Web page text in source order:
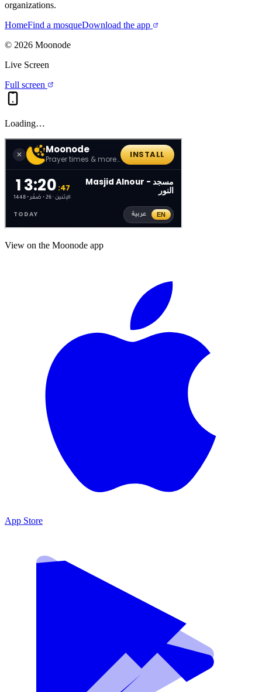
organizations.
HomeFind a mosqueDownload the app
© 2026 Moonode
Live Screen
Full screen
Loading…
View on the Moonode app
App Store